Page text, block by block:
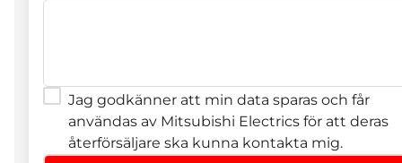
Jag godkänner att min data sparas och får
användas av Mitsubishi Electrics för att deras
återförsäljare ska kunna kontakta mig.